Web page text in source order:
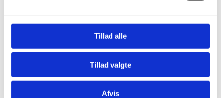
Tillad alle
Tillad valgte
Afvis
Rømersvej 33
CVR: 38952986
Tlf.71 99 30 98